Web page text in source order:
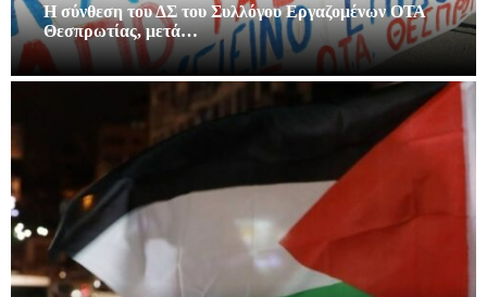
Η σύνθεση του ΔΣ του Συλλόγου Εργαζομένων ΟΤΑ
Θεσπρωτίας, μετά…